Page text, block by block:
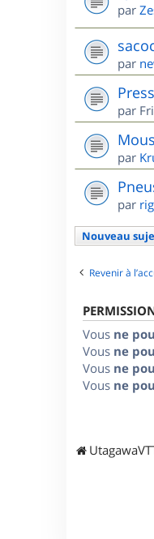
par
par
par
par
par
Nouveau
Revenir à
Vous ne
Vous ne
Vous ne
Vous ne